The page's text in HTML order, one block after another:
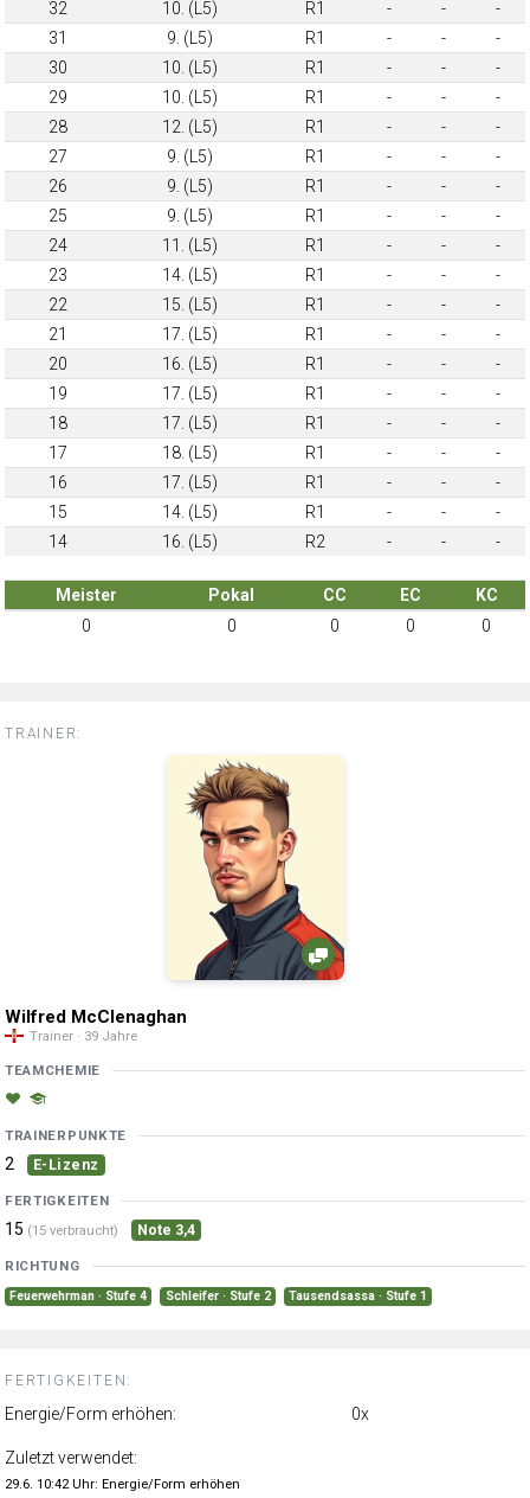
32
10. (L5) R1 - -
-
31
9. (L5) R1 - -
-
30
10. (L5) R1 - -
-
29
10. (L5) R1 - -
-
28
12. (L5) R1 - -
-
27
9. (L5) R1 - -
-
26
9. (L5) R1 - -
-
25
9. (L5) R1 - -
-
24
11. (L5) R1 - -
-
23
14. (L5) R1 - -
-
22
15. (L5) R1 - -
-
21
17. (L5) R1 - -
-
20
16. (L5) R1 - -
-
19
17. (L5) R1 - -
-
18
17. (L5) R1 - -
-
17
18. (L5) R1 - -
-
16
17. (L5) R1 - -
-
15
14. (L5) R1 - -
-
14
16. (L5) R2 - - -
Meister Pokal CC EC
KC
0
0 0 0 0
TRAINER:
Wilfred McClenaghan
Trainer · 39 Jahre
TEAMCHEMIE
TRAINERPUNKTE
2 E-Lizenz
FERTIGKEITEN
15 (15 verbraucht) Note 3,4
RICHTUNG
Feuerwehrman · Stufe 4 Schleifer · Stufe 2 Tausendsassa · Stufe 1
FERTIGKEITEN:
Energie/Form erhöhen: 0x
Zuletzt verwendet:
29.6. 10:42 Uhr: Energie/Form erhöhen